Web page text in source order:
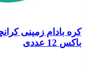
باکس 12 عددی